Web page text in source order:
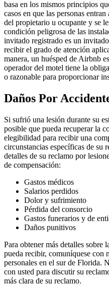
basa en los mismos principios
casos en que las personas
del propietario u ocupante y se
condición peligrosa de las
invitado registrado es un
recibir el grado de atención
manera, un huésped de Airbnb
operador del motel tiene la
o razonable para proporcionar
Daños Por
Si sufrió una lesión durante su
posible que pueda recuperar la
elegibilidad para recibir una
circunstancias específicas de su
detalles de su reclamo por
de compensación:
Gastos médicos
Salarios perdidos
Dolor y sufrimiento
Pérdida del consorcio
Gastos funerarios y de
Daños punitivos
Para obtener más detalles sobre
pueda recibir, comuníquese con
personales en el sur de Florida.
con usted para discutir su
más clara de su reclamo.